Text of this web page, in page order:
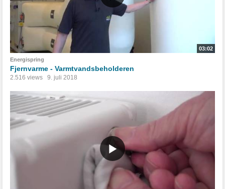
03:02
Energispring
Fjernvarme - Varmtvandsbeholderen
2.516 views 9. juli 2018